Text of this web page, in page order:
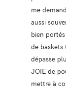
me
aussi
bien
de
dépasse
JOIE de
mettre à